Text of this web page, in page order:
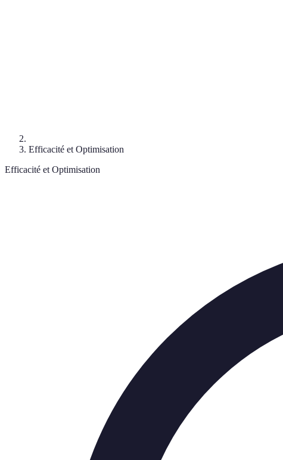
Efficacité et Optimisation
Efficacité et Optimisation